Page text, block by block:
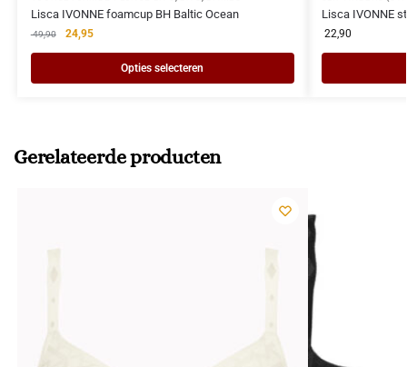
Lisca IVONNE foamcup BH Baltic Ocean
49,90 24,95
Opties selecteren
Lisca IVONNE
22,90
Gerelateerde producten